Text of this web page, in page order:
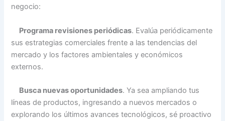
negocio:
Programa revisiones periódicas. Evalúa periódicamente
sus estrategias comerciales frente a las tendencias del
mercado y los factores ambientales y económicos
externos.
Busca nuevas oportunidades. Ya sea ampliando tus
líneas de productos, ingresando a nuevos mercados o
explorando los últimos avances tecnológicos, sé proactivo